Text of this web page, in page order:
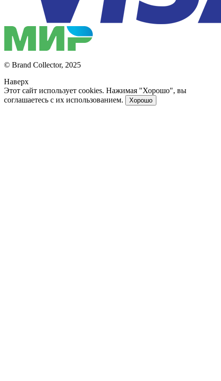
© Brand Collector, 2025
Наверх
Этот сайт использует cookies. Нажимая "Хорошо", вы
соглашаетесь с их использованием.
Хорошо